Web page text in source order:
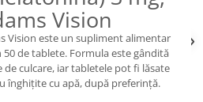
Vision
Vision este un supliment alimentar
de tablete. Formula este gândită
culcare, iar tabletele pot fi lăsate
înghițite cu apă, după preferință.